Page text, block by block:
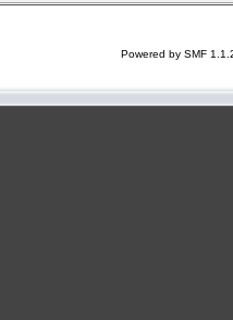
Powered by SMF